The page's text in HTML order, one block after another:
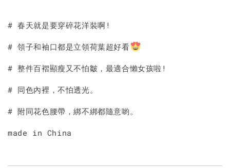
# 春天就是要穿碎花洋裝啊!
# 領子和袖口都是立領荷葉超好看
# 整件百褶顯瘦又不怕皺，最適合懶女孩啦!
# 同色內裡，不怕透光。
# 附同花色腰帶，綁不綁都隨意喲。
made in China